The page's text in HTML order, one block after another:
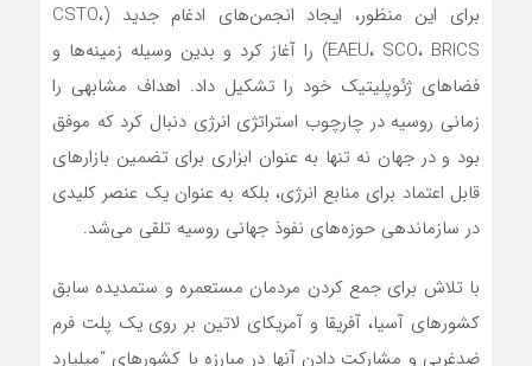
برای این منظور، ایجاد انجمن‌‌های ادغام جدید (CSTO،
EAEU، SCO، BRICS) را آغاز کرد و بدین وسیله زمینه‌‌ها و
فضاهای ژئوپلیتیک خود را تشکیل داد. اهداف مشابهی را
زمانی روسیه در چارچوب استراتژی انرژی دنبال کرد که موفق
بود و در جهان نه تنها به عنوان ابزاری برای تضمین بازارهای
قابل اعتماد برای منابع انرژی، بلکه به عنوان یک عنصر کلیدی
در سازماندهی حوزه‌‌های نفوذ جهانی روسیه تلقی‌ می‌شد.
با تلاش برای جمع کردن مردمان مستعمره و ستمدیده سابق
کشورهای آسیا، آفریقا و آمریکای لاتین بر روی یک پلت فرم
ضدغربی و مشارکت دادن آنها در مبارزه با کشورهای “میلیارد